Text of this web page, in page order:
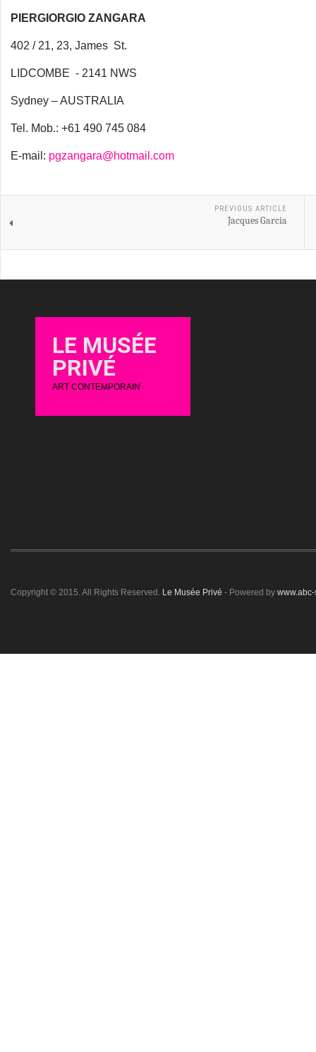
PIERGIORGIO ZANGARA
402 / 21, 23, James St.
LIDCOMBE - 2141 NWS
Sydney – AUSTRALIA
Tel. Mob.: +61 490 745 084
E-mail: pgzangara@hotmail.com
PREVIOUS ARTICLE
Jacques Garcia
LE MUSÉE
PRIVÉ
ART CONTEMPORAIN
Copyright © 2015. All Rights Reserved. Le Musée Privé - Powered by